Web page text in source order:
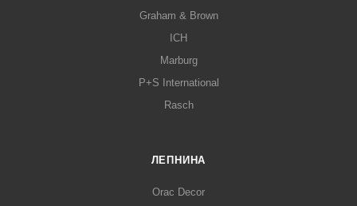
Graham & Brown
ICH
Marburg
P+S International
Rasch
ЛЕПНИНА
Orac Decor